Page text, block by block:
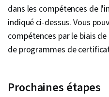
dans les compétences de
indiqué ci-dessus. Vous
compétences par le biais
de programmes de
Prochaines étapes